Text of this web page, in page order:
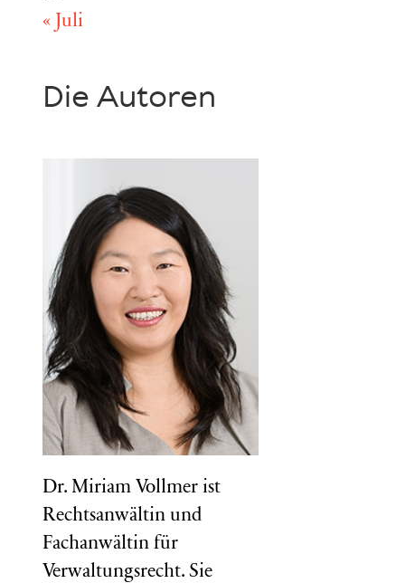
« Juli
Die Autoren
Dr. Miriam Vollmer ist
Rechtsanwältin und
Fachanwältin für
Verwaltungsrecht. Sie